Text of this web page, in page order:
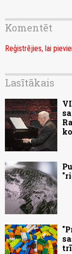
Komentēt
Reģistrējies, lai
Lasītākais